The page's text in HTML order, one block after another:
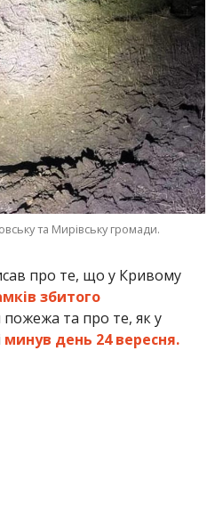
та Мирівську громади.
про те, що у Кривому
збитого
пожежа та про те, як у
минув день 24 вересня.